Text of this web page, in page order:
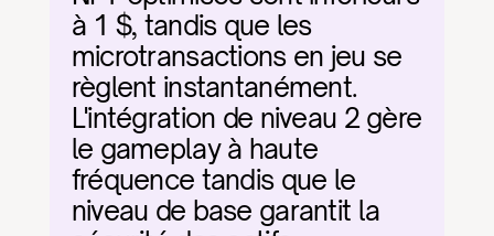
à 1 $, tandis que les
microtransactions en jeu se
règlent instantanément.
L'intégration de niveau 2 gère
le gameplay à haute
fréquence tandis que le
niveau de base garantit la